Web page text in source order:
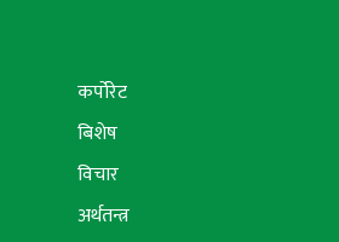
कर्पोरेट
बिशेष
विचार
अर्थतन्त्र